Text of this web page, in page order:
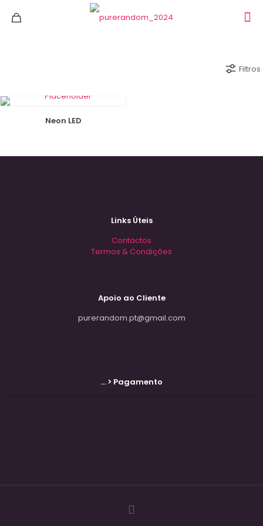
Filtros
Neon LED
Links Úteis
Contactos
Termos & Condições
Apoio ao Cliente
purerandom.pt@gmail.com
... > Pagamento